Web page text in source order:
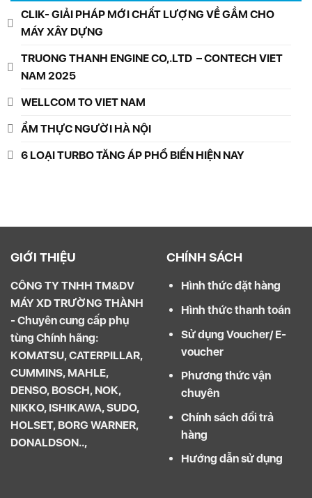
CLIK- GIẢI PHÁP MỚI CHẤT LƯỢNG VỀ GẦM CHO
MÁY XÂY DỰNG
TRUONG THANH ENGINE CO,.LTD – CONTECH VIET
NAM 2025
WELLCOM TO VIET NAM
ẨM THỰC NGƯỜI HÀ NỘI
6 LOẠI TURBO TĂNG ÁP PHỔ BIẾN HIỆN NAY
GIỚI THIỆU
CÔNG TY TNHH TM&DV
MÁY XD TRƯỜNG THÀNH
- Chuyên cung cấp phụ
tùng Chính hãng:
KOMATSU, CATERPILLAR,
CUMMINS, MAHLE,
DENSO, BOSCH, NOK,
NIKKO, ISHIKAWA, SUDO,
HOLSET, BORG WARNER,
DONALDSON..,
CHÍNH SÁCH
Hình thức đặt hàng
Hình thức thanh toán
Sử dụng Voucher/ E-
voucher
Phương thức vận
chuyên
Chính sách đổi trả
hàng
Hướng dẫn sử dụng